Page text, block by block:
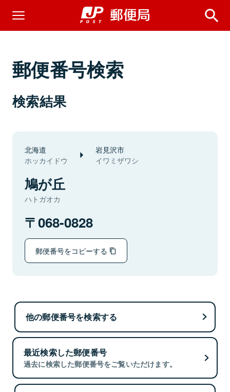
郵便番号検索
検索結果
北海道
ホッカイドウ
岩見沢市
イワミザワシ
鳩が丘
ハトガオカ
068-0828
郵便番号をコピーする
他の郵便番号を検索する
最近検索した郵便番号
過去に検索した郵便番号をご覧いただけます。